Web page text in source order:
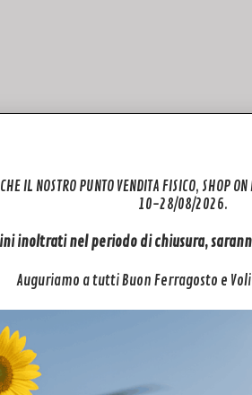
IL NOSTRO PUNTO VENDITA FISICO, SHOP
10-28/08/2026.
inoltrati nel periodo di chiusura,
Auguriamo a tutti Buon Ferragosto e